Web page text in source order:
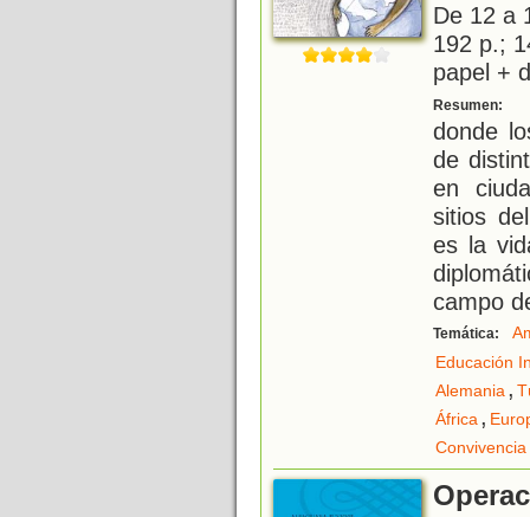
De 12 a
192 p.;
papel +
Resumen:
donde
de
en
sitios
es la
campo
Temática:
Educación
Alemania,
África,
Convivencia